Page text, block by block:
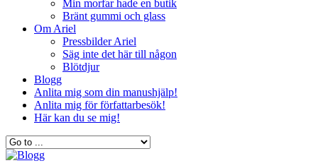
Min morfar hade en butik
Bränt gummi och glass
Om Ariel
Pressbilder Ariel
Säg inte det här till någon
Blötdjur
Blogg
Anlita mig som din manushjälp!
Anlita mig för författarbesök!
Här kan du se mig!